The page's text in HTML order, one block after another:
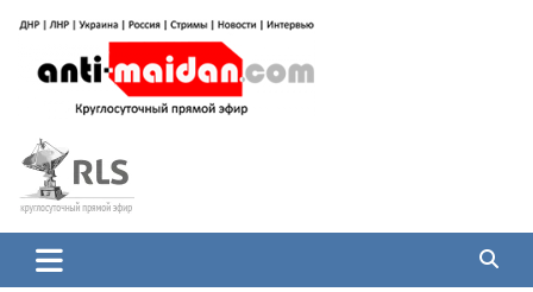
содержимому
Антимайдан: Гражданская война
на Украине
гражданской войне на Украине, включая события в Новороссии, ДНР,
ЛНР и других регионах.